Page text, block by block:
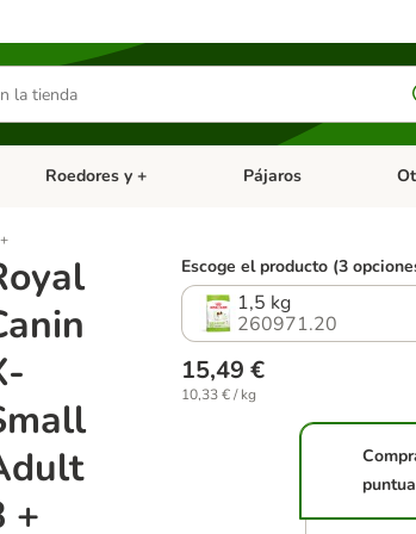
Dieta Vet.
Menú de categoria abierto: Antiparasitarios
Roedores y + Menú de categoria
Pájaros
+
Escoge el producto (3
1,5 kg
260971.20
15,49 €
10,33 € / kg